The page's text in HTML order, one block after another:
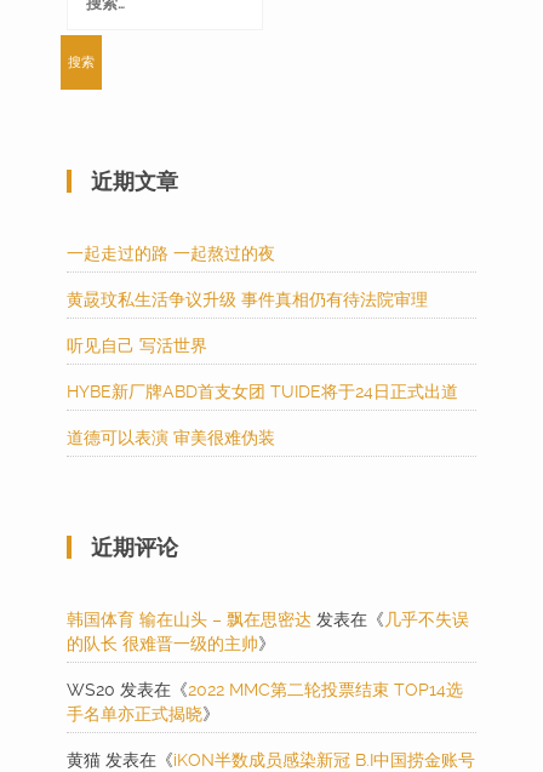
索：
近期文章
一起走过的路 一起熬过的夜
黄晸玟私生活争议升级 事件真相仍有待法院审理
听见自己 写活世界
HYBE新厂牌ABD首支女团 TUIDE将于24日正式出道
道德可以表演 审美很难伪装
近期评论
韩国体育 输在山头 – 飘在思密达 发表在《 几乎不失误
的队长 很难晋一级的主帅》
WS20 发表在《2022 MMC第二轮投票结束 TOP14选
手名单亦正式揭晓》
黄猫 发表在《iKON半数成员感染新冠 B.I中国捞金账号